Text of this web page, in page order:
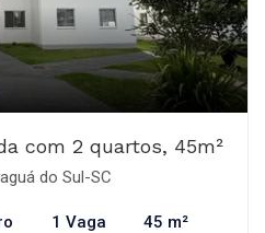
com 2 quartos, 45m²
do Sul-SC
1 Vaga 45 m²